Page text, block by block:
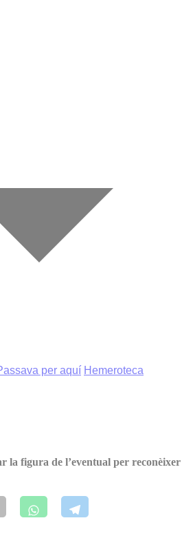
per aquí Hemeroteca
la figura de l’eventual per reconèixer